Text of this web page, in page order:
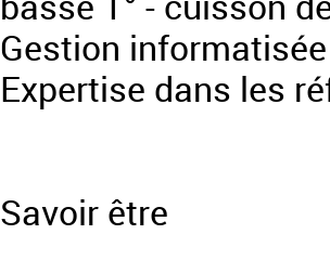
Gestion
Expertise dans les
Savoir être